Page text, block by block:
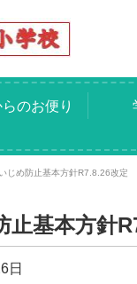
のお便り
じめ防止基本方針R7.8.26改定
止基本方針
日